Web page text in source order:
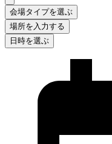
会場タイプを選ぶ
場所を入力する
日時を選ぶ